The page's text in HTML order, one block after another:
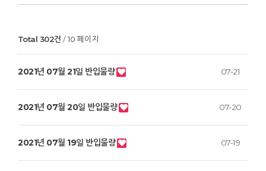
Total 302건 10 페이지
2021년 07월 21일 반입물량 07-21
2021년 07월 20일 반입물량 07-20
2021년 07월 19일 반입물량 07-19